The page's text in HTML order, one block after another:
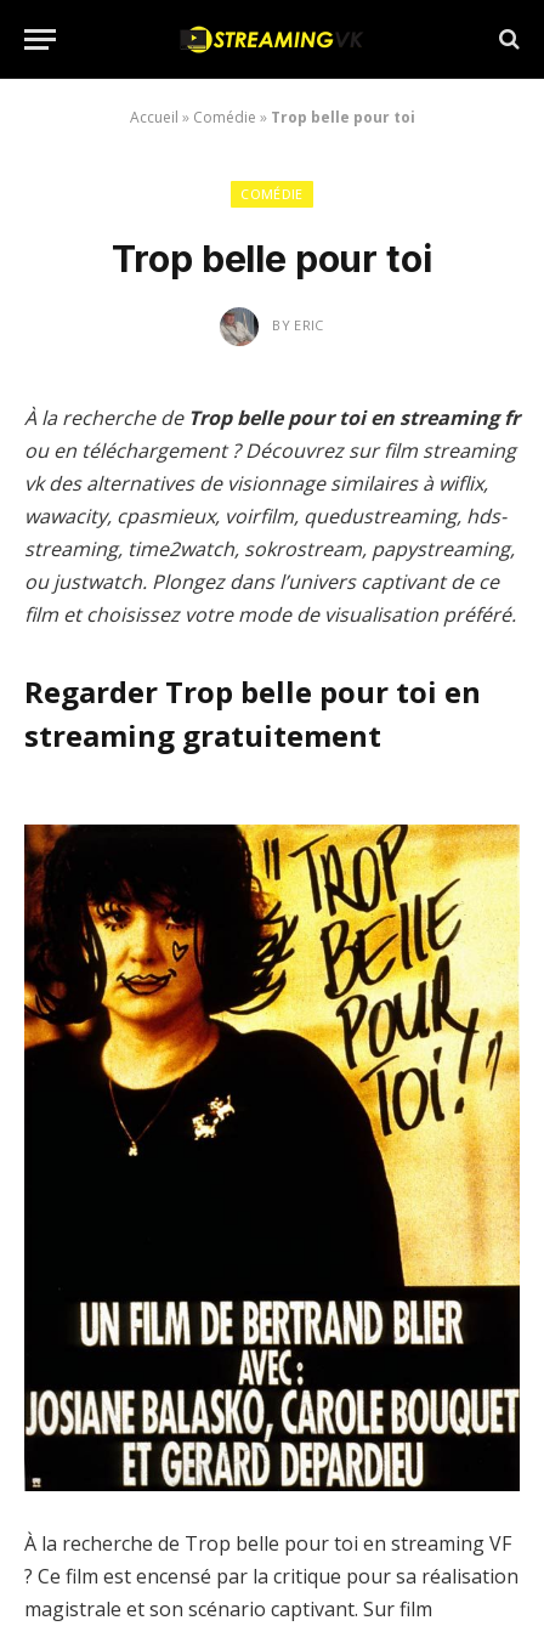
Accueil » Comédie » Trop belle pour toi
COMÉDIE
Trop belle pour toi
BY ERIC
À la recherche de Trop belle pour toi en streaming fr
ou en téléchargement ? Découvrez sur film streaming
vk des alternatives de visionnage similaires à wiflix,
wawacity, cpasmieux, voirfilm, quedustreaming, hds-
streaming, time2watch, sokrostream, papystreaming,
ou justwatch. Plongez dans l’univers captivant de ce
film et choisissez votre mode de visualisation préféré.
Regarder Trop belle pour toi en
streaming gratuitement
À la recherche de Trop belle pour toi en streaming VF
? Ce film est encensé par la critique pour sa réalisation
magistrale et son scénario captivant. Sur film